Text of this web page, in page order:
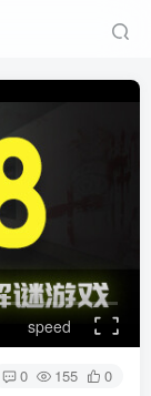
speed
0 155 0